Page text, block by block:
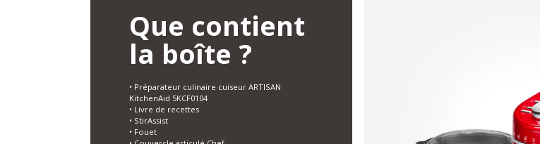
Que contient
la boîte ?
• Préparateur culinaire cuiseur ARTISAN
KitchenAid 5KCF0104
• Livre de recettes
• StirAssist
• Fouet